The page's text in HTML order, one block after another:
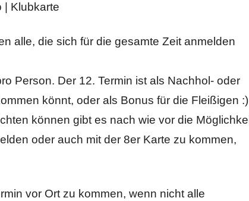
| Klubkarte
alle, die sich für die gesamte Zeit anmelden
Person. Der 12. Termin ist als Nachhol- oder
könnt, oder als Bonus für die Fleißigen
können gibt es nach wie vor die
oder auch mit der 8er Karte zu kommen,
vor Ort zu kommen, wenn nicht alle